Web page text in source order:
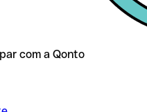
com a Qonto